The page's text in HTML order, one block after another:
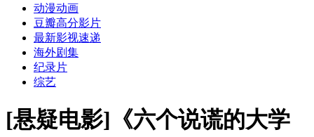
动漫动画
豆瓣高分影片
最新影视速递
海外剧集
纪录片
综艺
[悬疑电影]《六个说谎的大学